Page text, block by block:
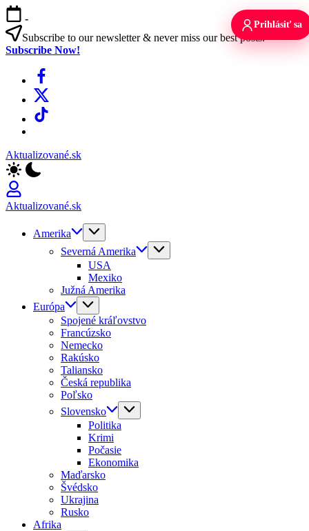
Skip
to
content
-
Subscribe to our newsletter & never miss our best posts.
Subscribe Now!
Facebook
X
TikTok
Aktualizované.sk
Aktualizované.sk
Amerika
Severná Amerika
USA
Mexiko
Južná Amerika
Európa
Spojené kráľovstvo
Francúzsko
Nemecko
Rakúsko
Taliansko
Česká republika
Poľsko
Slovensko
Politika
Krimi
Počasie
Ekonomika
Maďarsko
Švédsko
Ukrajina
Rusko
Afrika
Prihlásiť sa